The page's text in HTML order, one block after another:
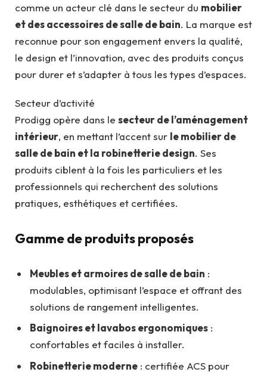
comme un acteur clé dans le secteur du mobilier
et des accessoires de salle de bain. La marque est
reconnue pour son engagement envers la qualité,
le design et l’innovation, avec des produits conçus
pour durer et s’adapter à tous les types d’espaces.
Secteur d’activité
Prodigg opère dans le secteur de l’aménagement
intérieur, en mettant l’accent sur le mobilier de
salle de bain et la robinetterie design. Ses
produits ciblent à la fois les particuliers et les
professionnels qui recherchent des solutions
pratiques, esthétiques et certifiées.
Gamme de produits proposés
Meubles et armoires de salle de bain :
modulables, optimisant l’espace et offrant des
solutions de rangement intelligentes.
Baignoires et lavabos ergonomiques :
confortables et faciles à installer.
Robinetterie moderne : certifiée ACS pour